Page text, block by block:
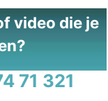
video die je
71 321